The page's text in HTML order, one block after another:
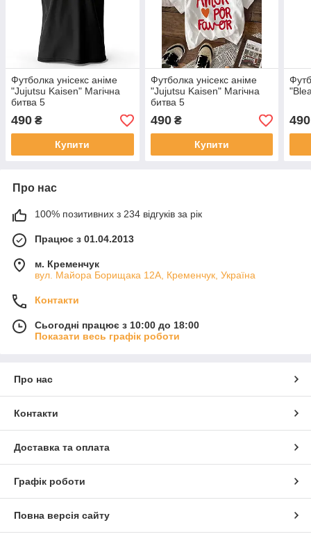
Футболка унісекс аніме
"Jujutsu Kaisen" Магічна
битва 5
490 ₴
Купити
Футболка унісекс аніме
"Jujutsu Kaisen" Магічна
битва 5
490₴
Купити
490
Про нас
100% позитивних з 234 відгуків за рік
Працює з 01.04.2013
м. Кременчук
вул. Майора Борищака 12А, Кременчук, Україна
Контакти
Сьогодні працює з 10:00 до 18:00
Показати весь графік роботи
Про нас
Контакти
Доставка та оплата
Графік роботи
Повна версія сайту